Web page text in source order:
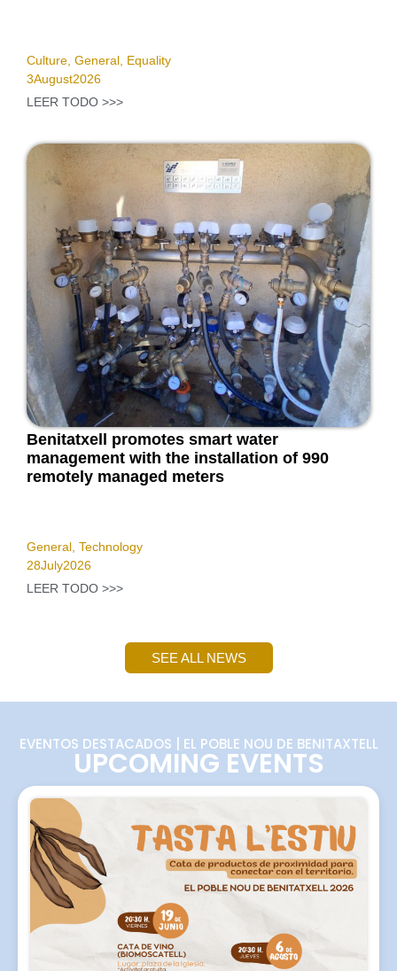
Culture General Equality
3August2026
LEER TODO >>>
Benitatxell promotes smart water
management with the installation of 990
remotely managed meters
General Technology
28July2026
LEER TODO >>>
SEE ALL NEWS
EVENTOS DESTACADOS | EL POBLE NOU DE BENITAXTELL
UPCOMING EVENTS